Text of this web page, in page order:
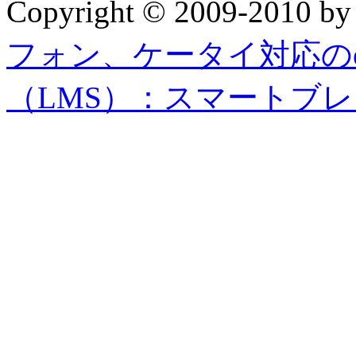
Copyright © 2009-2010
フォン、ケータイ対応
（LMS）：スマートブ